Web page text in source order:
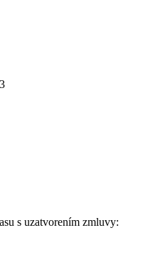
s uzatvorením zmluvy: